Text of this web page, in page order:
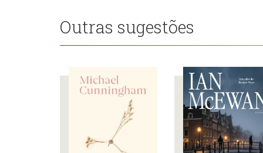
Outras sugestões